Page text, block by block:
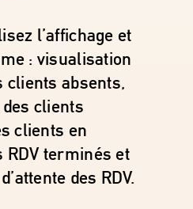
l’affichage et
: visualisation
clients absents,
clients
clients en
RDV terminés et
des RDV.